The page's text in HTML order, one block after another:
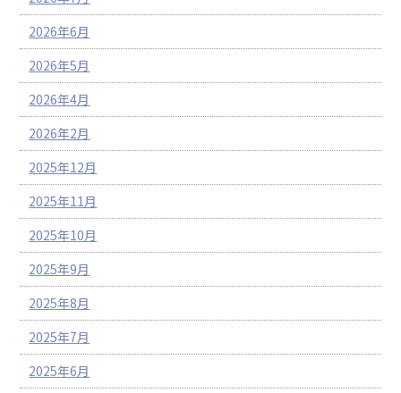
2026年6月
2026年5月
2026年4月
2026年2月
2025年12月
2025年11月
2025年10月
2025年9月
2025年8月
2025年7月
2025年6月